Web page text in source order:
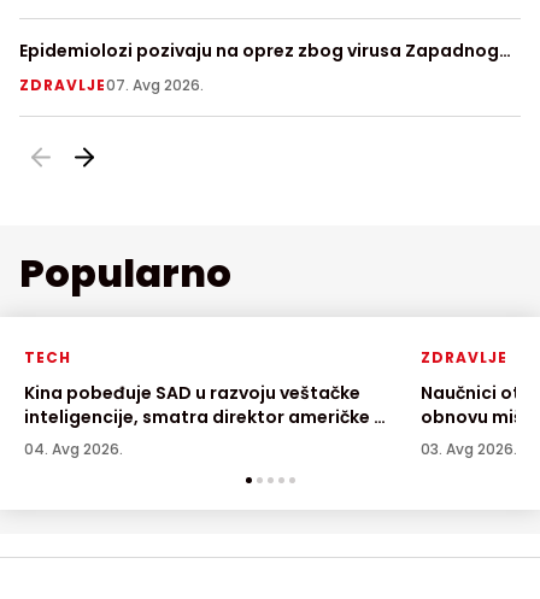
Epidemiolozi pozivaju na oprez zbog virusa Zapadnog
Nila
ZDRAVLJE07. Avg 2026.
Popularno
TECH
Kina pobeđuje SAD u razvoju veštačke
inteligencije, smatra direktor američke AI
kompanije
04. Avg 2026.
ZDRAVLJE
Naučnici
obnovu
03. Avg 2026.